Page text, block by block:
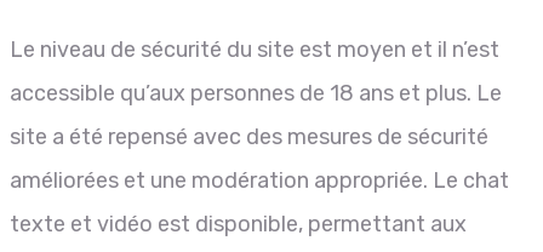
Le niveau de sécurité du site est moyen et il n’est
accessible qu’aux personnes de 18 ans et plus. Le
site a été repensé avec des mesures de sécurité
améliorées et une modération appropriée. Le chat
texte et vidéo est disponible, permettant aux